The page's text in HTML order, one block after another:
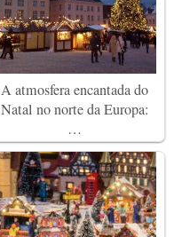
A atmosfera encantada do
Natal no norte da Europa:
…